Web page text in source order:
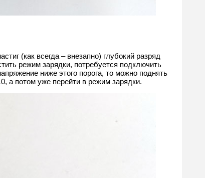
(как всегда – внезапно) глубокий разряд
режим зарядки, потребуется подключить
ниже этого порога, то можно поднять
а потом уже перейти в режим зарядки.